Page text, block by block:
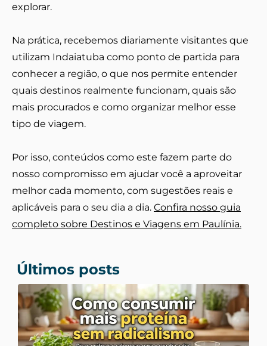
explorar.
Na prática, recebemos diariamente visitantes que
utilizam Indaiatuba como ponto de partida para
conhecer a região, o que nos permite entender
quais destinos realmente funcionam, quais são
mais procurados e como organizar melhor esse
tipo de viagem.
Por isso, conteúdos como este fazem parte do
nosso compromisso em ajudar você a aproveitar
melhor cada momento, com sugestões reais e
aplicáveis para o seu dia a dia. Confira nosso guia
completo sobre Destinos e Viagens em Paulínia.
Últimos posts